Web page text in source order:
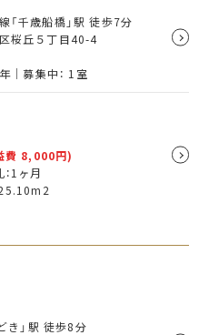
「千歳船橋」駅 徒歩7分
桜丘５丁目40-4
｜募集中： 1 室
費 8,000円)
1ヶ月
m 2
き」駅 徒歩8分